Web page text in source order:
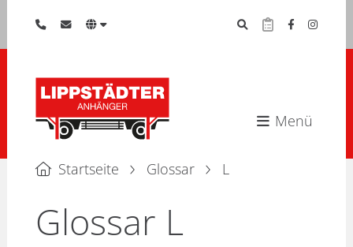
Menü
Startseite Glossar L
Glossar L